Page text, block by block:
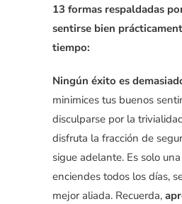
13 formas respaldadas
sentirse bien
tiempo:
Ningún éxito es
minimices tus buenos
disculparse por la
disfruta la fracción de
sigue adelante. Es solo
enciendes todos los días,
mejor aliada. Recuerda,